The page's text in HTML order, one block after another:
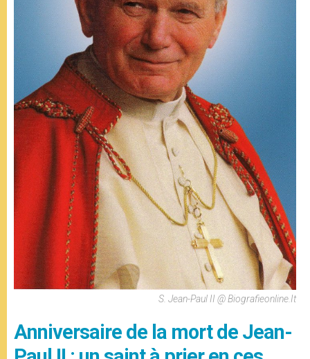
S. Jean-Paul II @ Biografieonline.it
Anniversaire de la mort de Jean-